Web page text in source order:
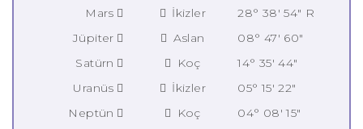
Mars
İkizler
28° 38' 54" R
Jüpiter
Aslan
08° 47' 60"
Satürn
Koç
14° 35' 44"
Uranüs
İkizler
05° 15' 22"
Neptün
Koç
04° 08' 15"